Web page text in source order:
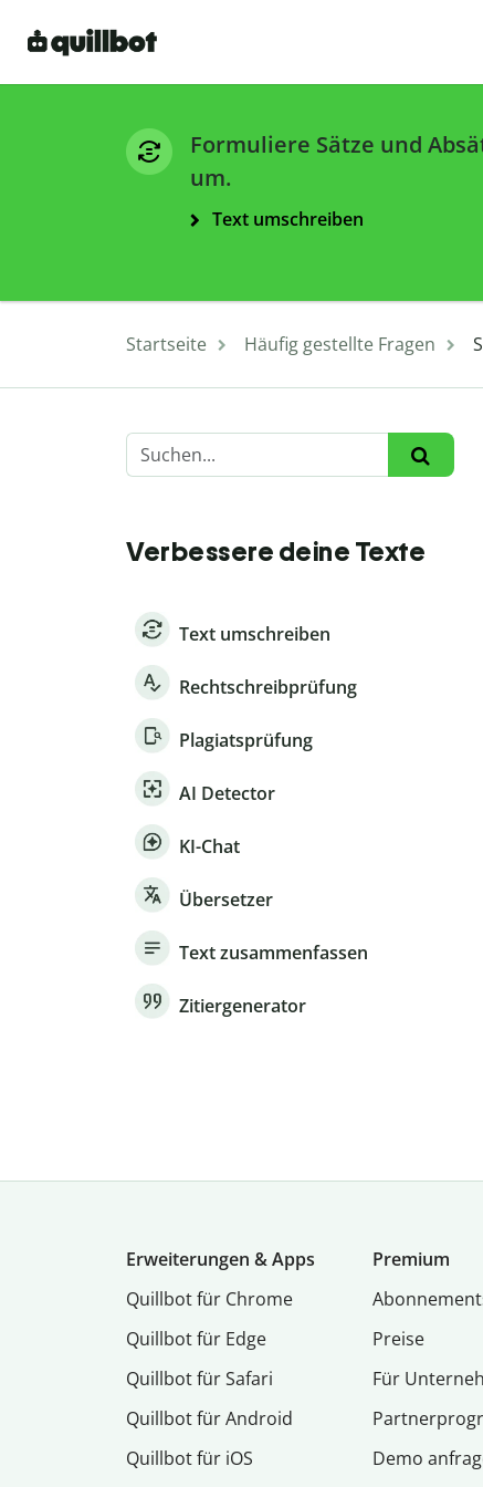
Formuliere Sätze und
um.
Text umschreiben
Startseite Häufig gestellte Fragen
Verbessere deine Texte
Text umschreiben
Rechtschreibprüfung
Plagiatsprüfung
AI Detector
KI-Chat
Übersetzer
Text zusammenfassen
Zitiergenerator
Erweiterungen & Apps
Quillbot für Chrome
Quillbot für Edge
Quillbot für Safari
Quillbot für Android
Quillbot für iOS
Premium
Preise
Für
Demo